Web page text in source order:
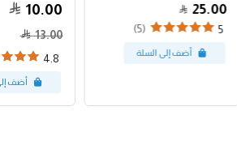
25.00
5
(5)
10.00
13.00
4.8